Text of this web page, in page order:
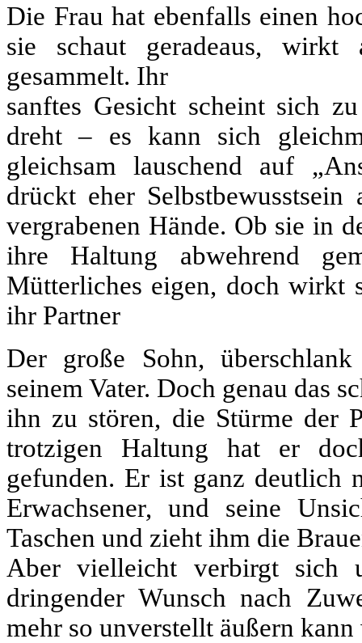
Die Frau hat ebenfalls einen
sie schaut geradeaus,
gesammelt. Ihr
sanftes Gesicht scheint sich
dreht – es kann sich
gleichsam lauschend auf
drückt eher
vergrabenen Hände. Ob sie in
ihre Haltung abwehrend
Mütterliches eigen, doch wirkt
ihr Partner
Der große Sohn,
seinem Vater. Doch genau das
ihn zu stören, die Stürme der
trotzigen Haltung hat er
gefunden. Er ist ganz deutlich
Erwachsener, und seine
Taschen und zieht ihm die
Aber vielleicht verbirgt sich
dringender Wunsch nach
mehr so unverstellt äußern